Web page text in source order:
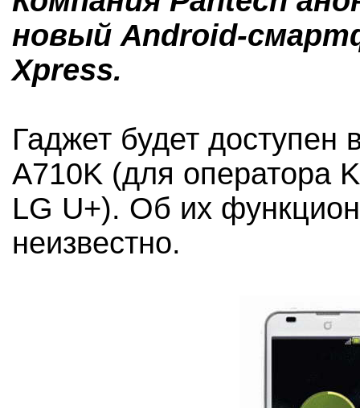
новый Android-
Xpress.
Гаджет будет доступен
A710K (для оператора
LG U+). Об их
неизвестно.